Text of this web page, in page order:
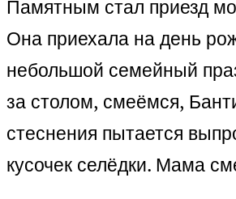
Памятным стал приезд
Она приехала на день
небольшой семейный
за столом, смеёмся,
стеснения пытается
кусочек селёдки. Мама